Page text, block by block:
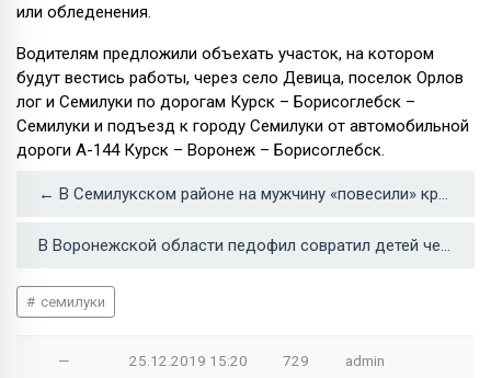
или обледенения.
Водителям предложили объехать участок, на котором
будут вестись работы, через село Девица, поселок Орлов
лог и Семилуки по дорогам Курск – Борисоглебск –
Семилуки и подъезд к городу Семилуки от автомобильной
дороги А-144 Курск – Воронеж – Борисоглебск.
← В Семилукском районе на мужчину «повесили» кредит по ксерокопии паспорта
В Воронежской области педофил совратил детей через соцсеть, сидя в колонии →
семилуки
— 25.12.2019 15:20 729 admin